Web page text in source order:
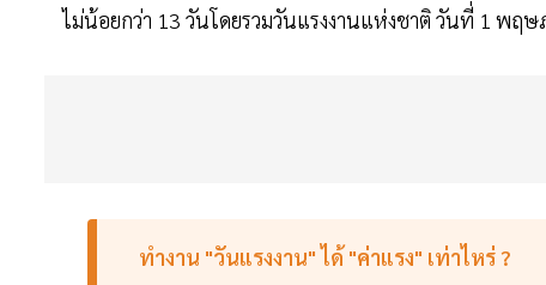
ไม่น้อยกว่า 13 วันโดยรวมวันแรงงานแห่งชาติ วันที่ 1 พฤ
ทำงาน "วันแรงงาน" ได้ "ค่าแรง" เท่าไหร่ ?